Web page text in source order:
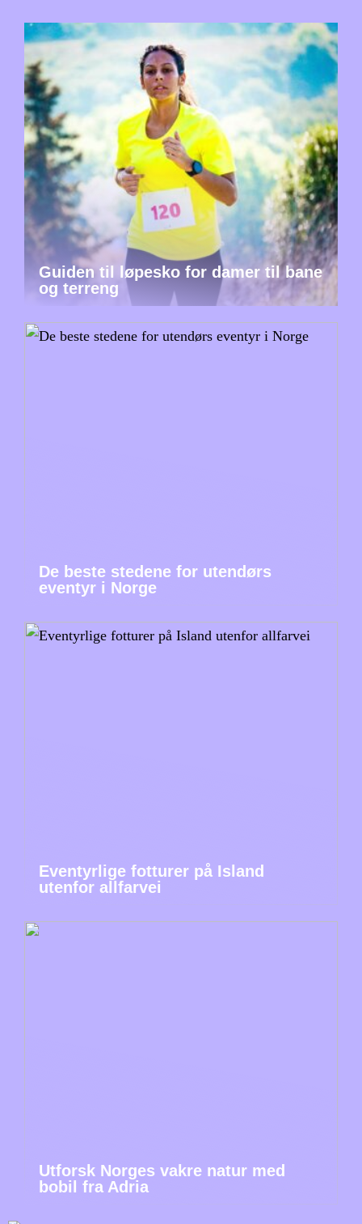
Guiden til løpesko for damer til bane
og terreng
De beste stedene for utendørs
eventyr i Norge
Eventyrlige fotturer på Island
utenfor allfarvei
Utforsk Norges vakre natur med
bobil fra Adria